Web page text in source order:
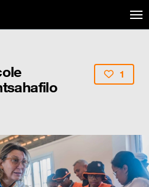
1